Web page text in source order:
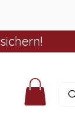
sichern!